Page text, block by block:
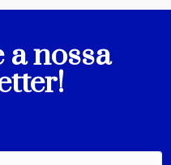
a nossa